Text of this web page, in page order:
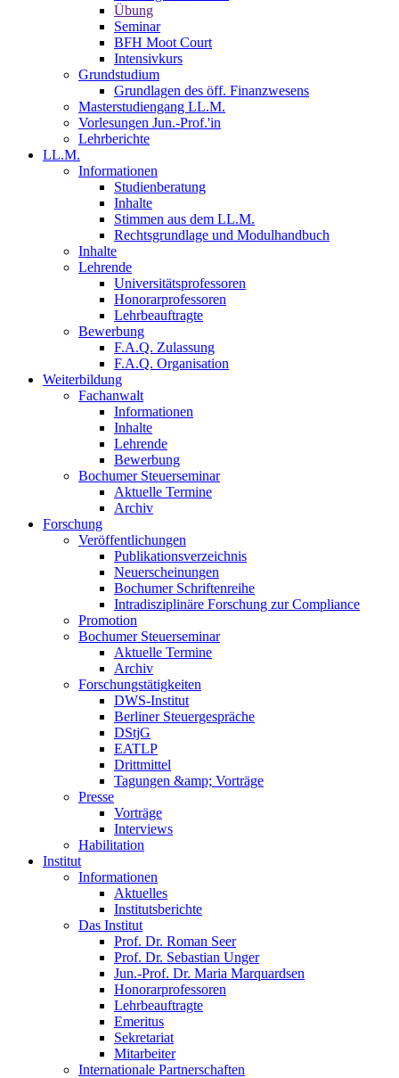
Übung
Seminar
BFH Moot Court
Intensivkurs
Grundstudium
Grundlagen des öff. Finanzwesens
Masterstudiengang LL.M.
Vorlesungen Jun.-Prof.'in
Lehrberichte
LL.M.
Informationen
Studienberatung
Inhalte
Stimmen aus dem LL.M.
Rechtsgrundlage und Modulhandbuch
Inhalte
Lehrende
Universitätsprofessoren
Honorarprofessoren
Lehrbeauftragte
Bewerbung
F.A.Q. Zulassung
F.A.Q. Organisation
Weiterbildung
Fachanwalt
Informationen
Inhalte
Lehrende
Bewerbung
Bochumer Steuerseminar
Aktuelle Termine
Archiv
Forschung
Veröffentlichungen
Publikationsverzeichnis
Neuerscheinungen
Bochumer Schriftenreihe
Intradisziplinäre Forschung zur Compliance
Promotion
Bochumer Steuerseminar
Aktuelle Termine
Archiv
Forschungstätigkeiten
DWS-Institut
Berliner Steuergespräche
DStjG
EATLP
Drittmittel
Tagungen &amp; Vorträge
Presse
Vorträge
Interviews
Habilitation
Institut
Informationen
Aktuelles
Institutsberichte
Das Institut
Prof. Dr. Roman Seer
Prof. Dr. Sebastian Unger
Jun.-Prof. Dr. Maria Marquardsen
Honorarprofessoren
Lehrbeauftragte
Emeritus
Sekretariat
Mitarbeiter
Internationale Partnerschaften